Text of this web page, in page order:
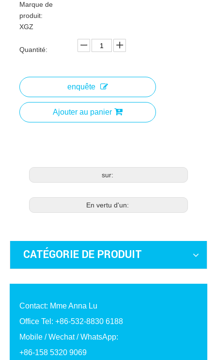
Marque de
produit:
XGZ
Quantité:
enquête
Ajouter au panier
sur:
En vertu d'un:
CATÉGORIE DE PRODUIT
Contact: Mme Anna Lu
Office Tel: +86-532-8830 6188
Mobile / Wechat / WhatsApp:
+86-158 5320 9069